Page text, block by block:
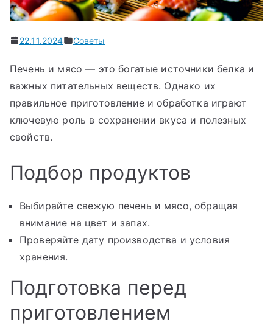
22.11.2024 Советы
Печень и мясо — это богатые источники белка и
важных питательных веществ. Однако их
правильное приготовление и обработка играют
ключевую роль в сохранении вкуса и полезных
свойств.
Подбор продуктов
Выбирайте свежую печень и мясо, обращая
внимание на цвет и запах.
Проверяйте дату производства и условия
хранения.
Подготовка перед
приготовлением